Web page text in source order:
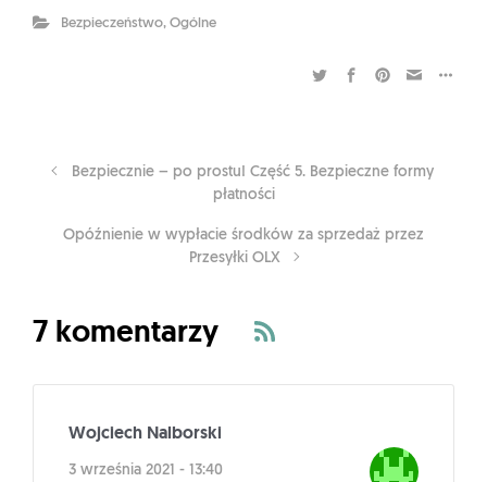
Bezpieczeństwo, Ogólne
Bezpiecznie – po prostu! Część 5. Bezpieczne formy
płatności
Opóźnienie w wypłacie środków za sprzedaż przez
Przesyłki OLX
7 komentarzy
Wojciech Nalborski
3 września 2021 - 13:40